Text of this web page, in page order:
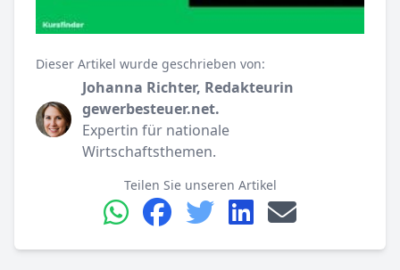
Dieser Artikel wurde geschrieben von:
Johanna Richter, Redakteurin
gewerbesteuer.net.
Expertin für nationale
Wirtschaftsthemen.
Teilen Sie unseren Artikel